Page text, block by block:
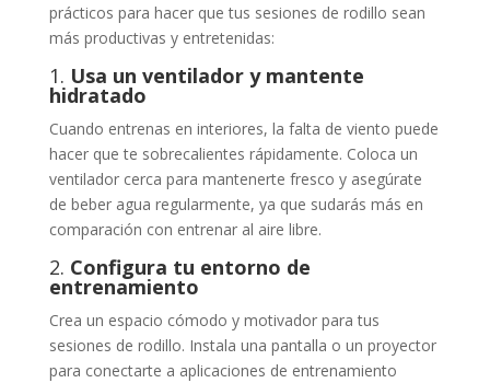
prácticos para hacer que tus sesiones de rodillo sean
más productivas y entretenidas:
1. Usa un ventilador y mantente
hidratado
Cuando entrenas en interiores, la falta de viento puede
hacer que te sobrecalientes rápidamente. Coloca un
ventilador cerca para mantenerte fresco y asegúrate
de beber agua regularmente, ya que sudarás más en
comparación con entrenar al aire libre.
2. Configura tu entorno de
entrenamiento
Crea un espacio cómodo y motivador para tus
sesiones de rodillo. Instala una pantalla o un proyector
para conectarte a aplicaciones de entrenamiento